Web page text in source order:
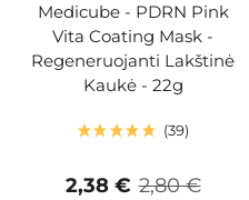
Medicube - PDRN Pink
Vita Coating Mask -
Regeneruojanti Lakštinė
Kaukė - 22g
39
2,80 €
2,38 €